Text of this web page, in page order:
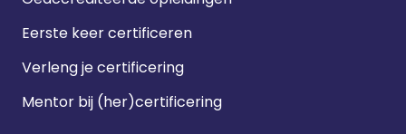
Eerste keer certificeren
Verleng je certificering
Mentor bij (her)certificering